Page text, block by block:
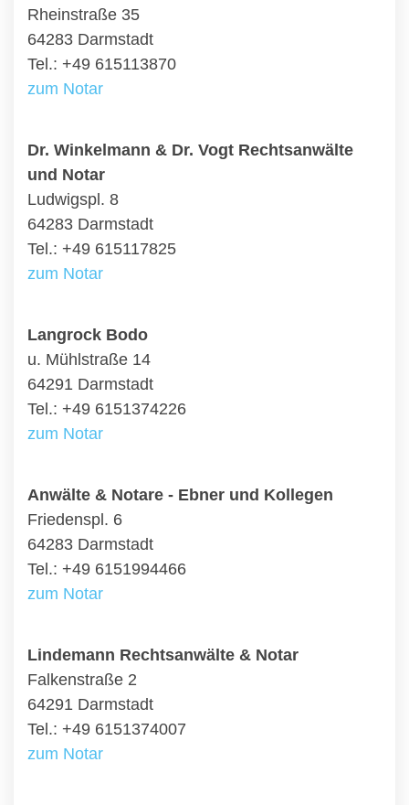
Rheinstraße 35
64283 Darmstadt
Tel.: +49 615113870
zum Notar
Dr. Winkelmann & Dr. Vogt Rechtsanwälte
und Notar
Ludwigspl. 8
64283 Darmstadt
Tel.: +49 615117825
zum Notar
Langrock Bodo
u. Mühlstraße 14
64291 Darmstadt
Tel.: +49 6151374226
zum Notar
Anwälte & Notare - Ebner und Kollegen
Friedenspl. 6
64283 Darmstadt
Tel.: +49 6151994466
zum Notar
Lindemann Rechtsanwälte & Notar
Falkenstraße 2
64291 Darmstadt
Tel.: +49 6151374007
zum Notar